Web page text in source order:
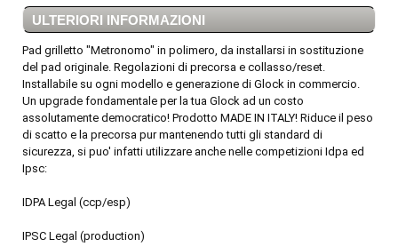
ULTERIORI INFORMAZIONI
Pad grilletto "Metronomo" in polimero, da installarsi in sostituzione
del pad originale. Regolazioni di precorsa e collasso/reset.
Installabile su ogni modello e generazione di Glock in commercio.
Un upgrade fondamentale per la tua Glock ad un costo
assolutamente democratico! Prodotto MADE IN ITALY! Riduce il peso
di scatto e la precorsa pur mantenendo tutti gli standard di
sicurezza, si puo' infatti utilizzare anche nelle competizioni Idpa ed
Ipsc:
IDPA Legal (ccp/esp)
IPSC Legal (production)